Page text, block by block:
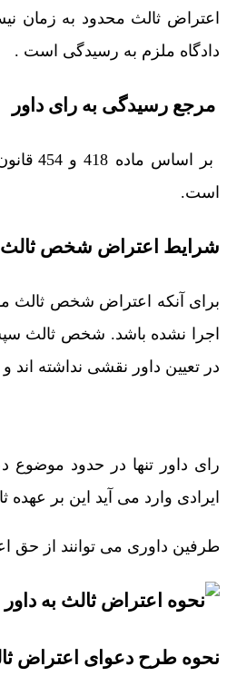
اعتراض ثالث محدود به زمان
دادگاه ملزم به رسیدگی است .
مرجع رسیدگی به رای داور
بر
است.
شرایط اعتراض شخص ثالث
برای آنکه اعتراض شخص ثالث
اجرا نشده باشد. شخص ثالث سپس
در تعیین داور نقشی نداشته اند
رای داور تنها در حدود
ایرادی وارد می آید این بر
طرفین داوری می توانند از حق
نحوه طرح دعوای اعتراض